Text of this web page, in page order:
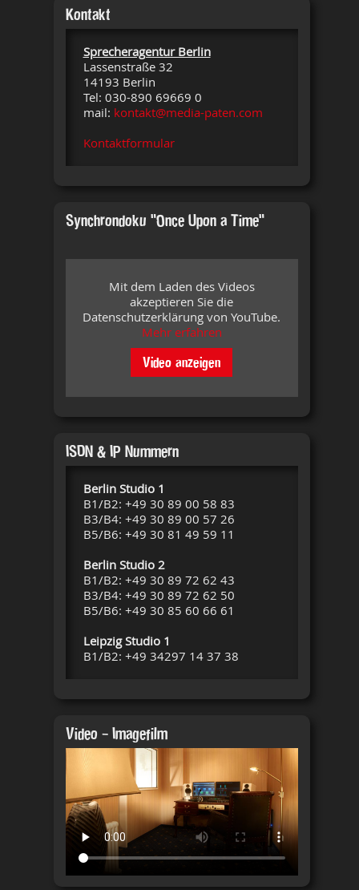
Kontakt
Sprecheragentur Berlin
Lassenstraße 32
14193 Berlin
Tel: 030-890 69669 0
mail: kontakt@media-paten.com
Kontaktformular
Synchrondoku "Once Upon a Time"
Mit dem Laden des Videos
akzeptieren Sie die
Datenschutzerklärung von YouTube.
Mehr erfahren
Video anzeigen
ISDN & IP Nummern
Berlin Studio 1
B1/B2: +49 30 89 00 58 83
B3/B4: +49 30 89 00 57 26
B5/B6: +49 30 81 49 59 11
Berlin Studio 2
B1/B2: +49 30 89 72 62 43
B3/B4: +49 30 89 72 62 50
B5/B6: +49 30 85 60 66 61
Leipzig Studio 1
B1/B2: +49 34297 14 37 38
Video - Imagefilm